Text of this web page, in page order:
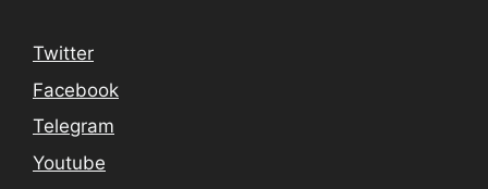
Twitter
Facebook
Telegram
Youtube